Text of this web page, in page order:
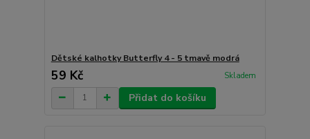
Dětské kalhotky Butterfly 4 - 5 tmavě modrá
59 Kč Skladem
Přidat do košíku